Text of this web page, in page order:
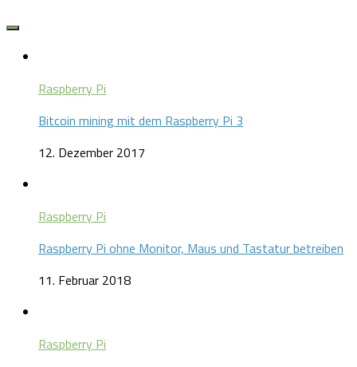
Raspberry Pi
Bitcoin mining mit dem Raspberry Pi 3
12. Dezember 2017
Raspberry Pi
Raspberry Pi ohne Monitor, Maus und Tastatur betreiben
11. Februar 2018
Raspberry Pi